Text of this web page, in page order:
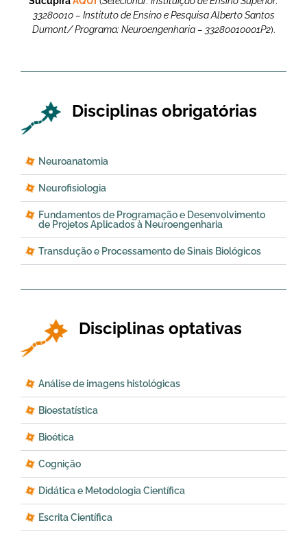
33280010 – Instituto de Ensino e Pesquisa Alberto Santos
Dumont/ Programa: Neuroengenharia – 33280010001P2).
Disciplinas obrigatórias
Neuroanatomia
Neurofisiologia
Fundamentos de Programação e Desenvolvimento
de Projetos Aplicados à Neuroengenharia
Transdução e Processamento de Sinais Biológicos
Disciplinas optativas
Análise de imagens histológicas
Bioestatística
Bioética
Cognição
Didática e Metodologia Científica
Escrita Científica